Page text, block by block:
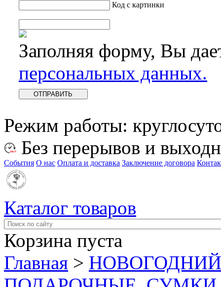
Код с картинки
Заполняя форму, Вы
персональных данных.
Режим работы:
Без перерывов и
События О нас Оплата и доставка Заключение договора
Каталог товаров
Корзина пуста
Главная >